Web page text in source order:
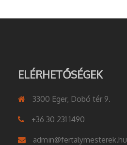
ELÉRHETŐSÉGEK
3300 Eger, Dobó tér 9.
+36 30 231 1490
admin@fertalymesterek.hu